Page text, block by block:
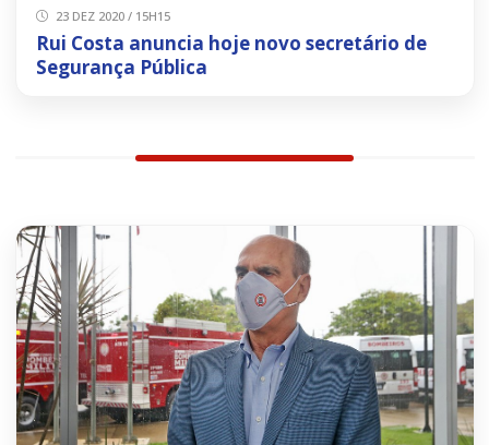
23 DEZ 2020 / 15H15
Rui Costa anuncia hoje novo secretário de
Segurança Pública